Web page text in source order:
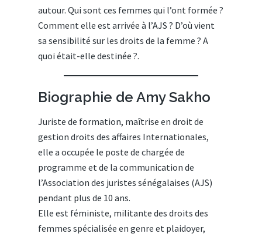
autour. Qui sont ces femmes qui l’ont formée ?
Comment elle est arrivée à l’AJS ? D’où vient
sa sensibilité sur les droits de la femme ? A
quoi était-elle destinée ?.
Biographie de Amy Sakho
Juriste de formation, maîtrise en droit de
gestion droits des affaires Internationales,
elle a occupée le poste de chargée de
programme et de la communication de
l’Association des juristes sénégalaises (AJS)
pendant plus de 10 ans.
Elle est féministe, militante des droits des
femmes spécialisée en genre et plaidoyer,